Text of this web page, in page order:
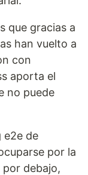
que gracias a
han vuelto a
con
aporta el
no puede
e2e de
por la
debajo,